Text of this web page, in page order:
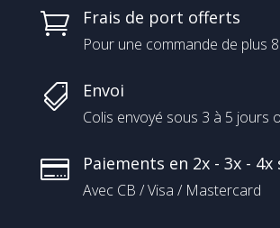
 Frais de port offerts
Pour une commande de plus
 Envoi
Colis envoyé sous 3 à 5 jours
 Paiements en 2x - 3x -
Avec CB / Visa / Mastercard